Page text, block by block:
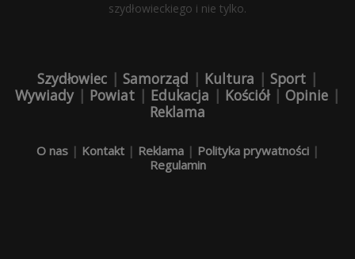
szydłowieckiego i nie tylko.
Szydłowiec | Samorząd | Kultura | Sport |
Wywiady| Powiat | Edukacja | Kościół| Opinie |
Reklama
O nas| Kontakt| Reklama| Polityka prywatności|
Regulamin